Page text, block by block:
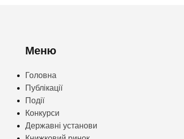
Меню
Головна
Публікації
Події
Конкурси
Державні установи